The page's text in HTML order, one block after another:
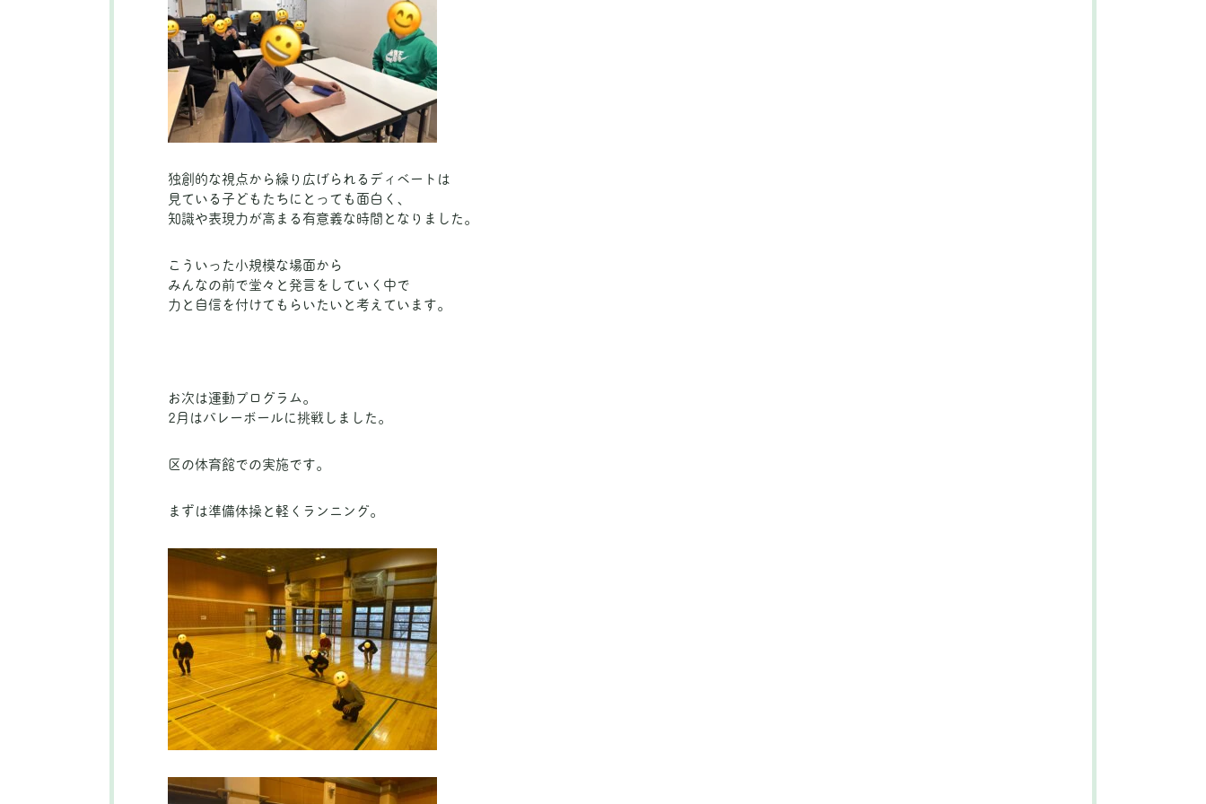
独創的な視点から繰り広げられるディベートは
見ている子どもたちにとっても面白く、
知識や表現力が高まる有意義な時間となりました。
こういった小規模な場面から
みんなの前で堂々と発言をしていく中で
力と自信を付けてもらいたいと考えています。
お次は運動プログラム。
2月はバレーボールに挑戦しました。
区の体育館での実施です。
まずは準備体操と軽くランニング。